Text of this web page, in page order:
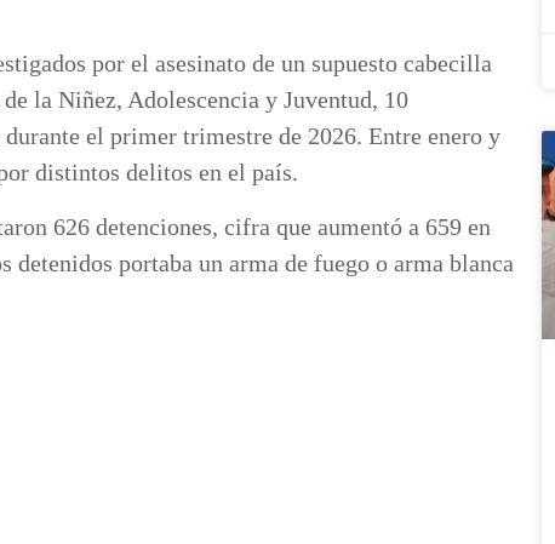
por el asesinato de un supuesto cabecilla
la Niñez, Adolescencia y Juventud, 10
el primer trimestre de 2026. Entre enero y
distintos delitos en el país.
626 detenciones, cifra que aumentó a 659 en
portaba un arma de fuego o arma blanca